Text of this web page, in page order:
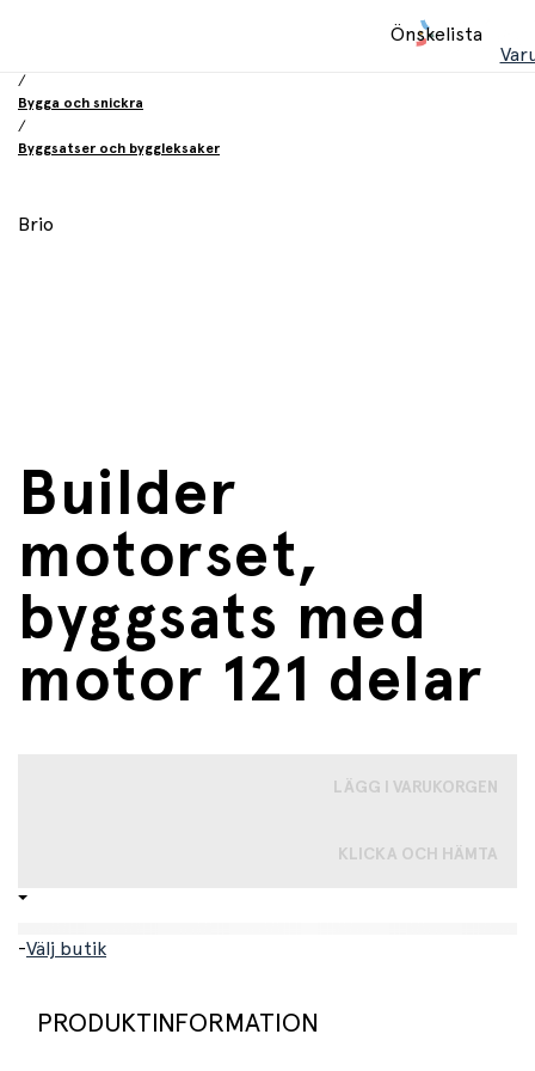
Önskelista
/
Bygga och snickra
/
Byggsatser och byggleksaker
Brio
Builder
motorset,
byggsats med
motor 121 delar
LÄGG I VARUKORGEN
KLICKA OCH HÄMTA
-Välj butik
PRODUKTINFORMATION